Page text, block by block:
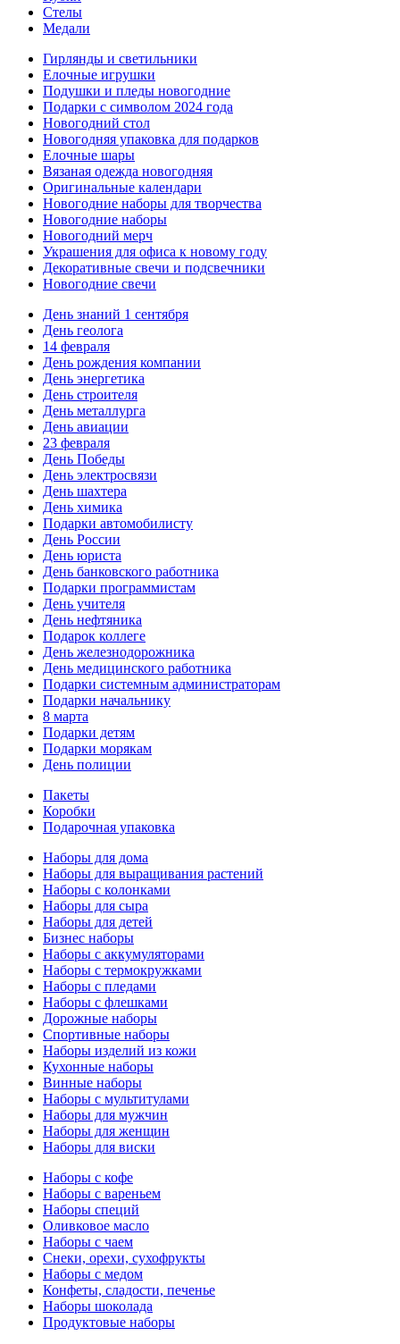
Стелы
Медали
Гирлянды и светильники
Елочные игрушки
Подушки и пледы новогодние
Подарки с символом 2024 года
Новогодний стол
Новогодняя упаковка для подарков
Елочные шары
Вязаная одежда новогодняя
Оригинальные календари
Новогодние наборы для творчества
Новогодние наборы
Новогодний мерч
Украшения для офиса к новому году
Декоративные свечи и подсвечники
Новогодние свечи
День знаний 1 сентября
День геолога
14 февраля
День рождения компании
День энергетика
День строителя
День металлурга
День авиации
23 февраля
День Победы
День электросвязи
День шахтера
День химика
Подарки автомобилисту
День России
День юриста
День банковского работника
Подарки программистам
День учителя
День нефтяника
Подарок коллеге
День железнодорожника
День медицинского работника
Подарки системным администраторам
Подарки начальнику
8 марта
Подарки детям
Подарки морякам
День полиции
Пакеты
Коробки
Подарочная упаковка
Наборы для дома
Наборы для выращивания растений
Наборы с колонками
Наборы для сыра
Наборы для детей
Бизнес наборы
Наборы с аккумуляторами
Наборы с термокружками
Наборы с пледами
Наборы с флешками
Дорожные наборы
Спортивные наборы
Наборы изделий из кожи
Кухонные наборы
Винные наборы
Наборы с мультитулами
Наборы для мужчин
Наборы для женщин
Наборы для виски
Наборы с кофе
Наборы с вареньем
Наборы специй
Оливковое масло
Наборы с чаем
Снеки, орехи, сухофрукты
Наборы с медом
Конфеты, сладости, печенье
Наборы шоколада
Продуктовые наборы